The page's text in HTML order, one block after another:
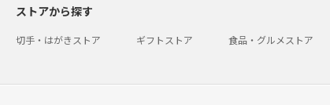
ストアから探す
切手・はがきストア ギフトストア 食品・グルメストア